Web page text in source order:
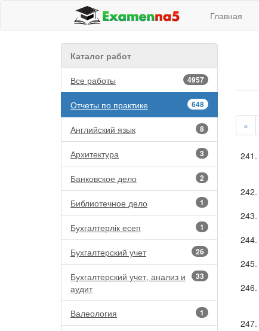
Главная
Каталог работ
4957
Все работы
648
Отчеты по практике
8
Английский язык
3
Архитектура
2
Банковское дело
1
Библиотечное дело
1
Бухгалтерлік есеп
26
Бухгалтерский учет
33
Бухгалтерский учет, анализ и
аудит
1
Валеология
«